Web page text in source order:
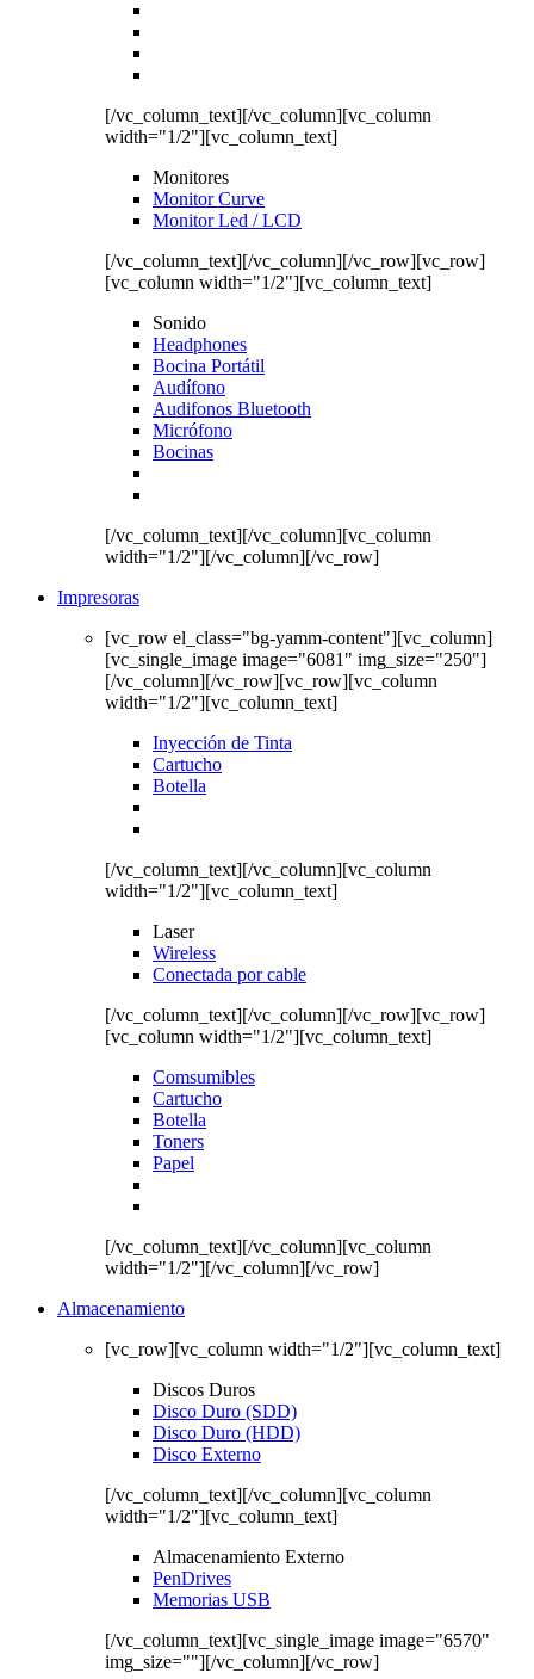
[/vc_column_text][/vc_column][vc_column
width="1/2"][vc_column_text]
Monitores
Monitor Curve
Monitor Led / LCD
[/vc_column_text][/vc_column][/vc_row][vc_row]
[vc_column width="1/2"][vc_column_text]
Sonido
Headphones
Bocina Portátil
Audífono
Audifonos Bluetooth
Micrófono
Bocinas
[/vc_column_text][/vc_column][vc_column
width="1/2"][/vc_column][/vc_row]
Impresoras
[vc_row el_class="bg-yamm-content"][vc_column]
[vc_single_image image="6081" img_size="250"]
[/vc_column][/vc_row][vc_row][vc_column
width="1/2"][vc_column_text]
Inyección de Tinta
Cartucho
Botella
[/vc_column_text][/vc_column][vc_column
width="1/2"][vc_column_text]
Laser
Wireless
Conectada por cable
[/vc_column_text][/vc_column][/vc_row][vc_row]
[vc_column width="1/2"][vc_column_text]
Comsumibles
Cartucho
Botella
Toners
Papel
[/vc_column_text][/vc_column][vc_column
width="1/2"][/vc_column][/vc_row]
Almacenamiento
[vc_row][vc_column width="1/2"][vc_column_text]
Discos Duros
Disco Duro (SDD)
Disco Duro (HDD)
Disco Externo
[/vc_column_text][/vc_column][vc_column
width="1/2"][vc_column_text]
Almacenamiento Externo
PenDrives
Memorias USB
[/vc_column_text][vc_single_image image="6570"
img_size=""][/vc_column][/vc_row]